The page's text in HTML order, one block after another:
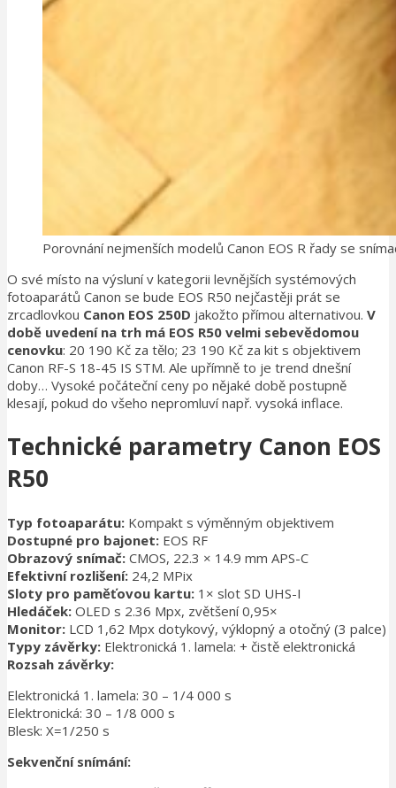
Porovnání nejmenších modelů Canon EOS R řady se
O své místo na výsluní v kategorii levnějších systémových
fotoaparátů Canon se bude EOS R50 nejčastěji prát se
zrcadlovkou Canon EOS 250D jakožto přímou alternativou. V
době uvedení na trh má EOS R50 velmi sebevědomou
cenovku: 20 190 Kč za tělo; 23 190 Kč za kit s objektivem
Canon RF-S 18-45 IS STM. Ale upřímně to je trend dnešní
doby… Vysoké počáteční ceny po nějaké době postupně
klesají, pokud do všeho nepromluví např. vysoká inflace.
Technické parametry Canon EOS
R50
Typ fotoaparátu: Kompakt s výměnným objektivem
Dostupné pro bajonet: EOS RF
Obrazový snímač: CMOS, 22.3 × 14.9 mm APS-C
Efektivní rozlišení: 24,2 MPix
Sloty pro paměťovou kartu: 1× slot SD UHS-I
Hledáček: OLED s 2.36 Mpx, zvětšení 0,95×
Monitor: LCD 1,62 Mpx dotykový, výklopný a otočný (3 palce)
Typy závěrky: Elektronická 1. lamela: + čistě elektronická
Rozsah závěrky:
Elektronická 1. lamela: 30 – 1/4 000 s
Elektronická: 30 – 1/8 000 s
Blesk: X=1/250 s
Sekvenční snímání: